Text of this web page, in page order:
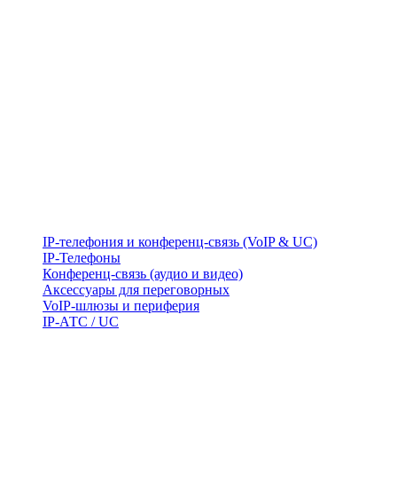
IP-телефония и конференц-связь (VoIP & UC)
IP-Телефоны
Конференц-связь (аудио и видео)
Аксессуары для переговорных
VoIP-шлюзы и периферия
IP-АТС / UC